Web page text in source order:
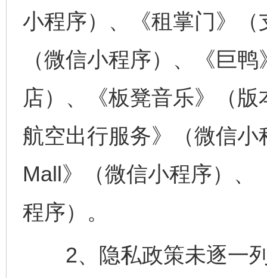
小程序）、《租掌门》
（微信小程序）、《巨
店）、《板凳音乐》（
航空出行服务》（微信
Mall》（微信小程序）、
程序）。
2、隐私政策未逐一列